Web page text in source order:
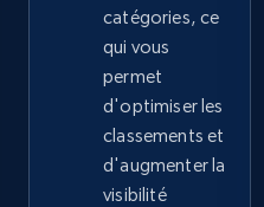
Google Shopping -
web using keywords
URL, Product id, Title,
Rating, Reviews count,
catégories, ce
qui vous
permet
d'optimiser les
classements et
d'augmenter la
visibilité